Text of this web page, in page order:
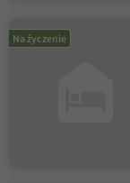
Na życzenie